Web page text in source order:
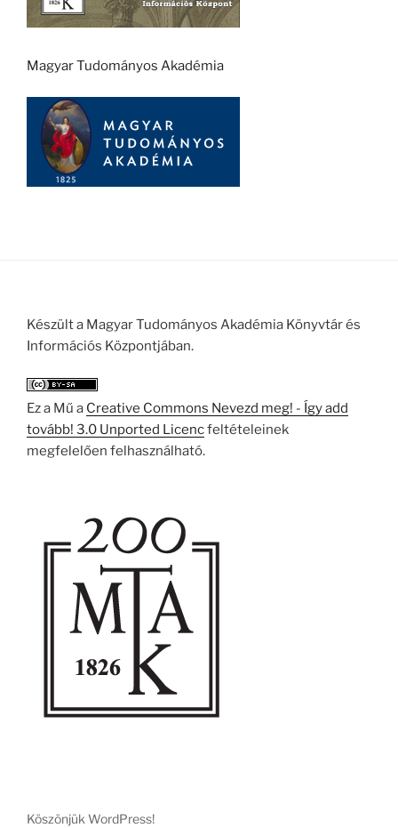
Magyar Tudományos Akadémia
Készült a Magyar Tudományos Akadémia Könyvtár és
Információs Központjában.
Ez a Mű a Creative Commons Nevezd meg! - Így add
tovább! 3.0 Unported Licencfeltételeinek
megfelelően felhasználható.
Köszönjük WordPress!